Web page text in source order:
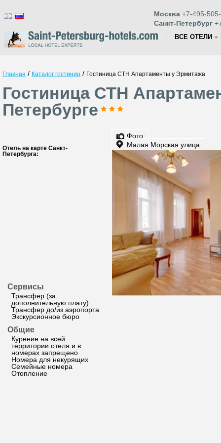
Москва +7-495-
Санкт-Петербург
ВСЕ ОТЕЛИ
Главная / Каталог гостиниц / Гостиница СТН Апартаменты у Эрмитажа
Гостиница СТН
Петербурге
Отель на карте Санкт-
Петербурга:
Сервисы
Трансфер (за
дополнительную плату)
Трансфер до/из аэропорта
Экскурсионное бюро
Общие
Курение на всей
территории отеля и в
номерах запрещено
Номера для некурящих
Семейные номера
Отопление
Фото
Малая Морская улица